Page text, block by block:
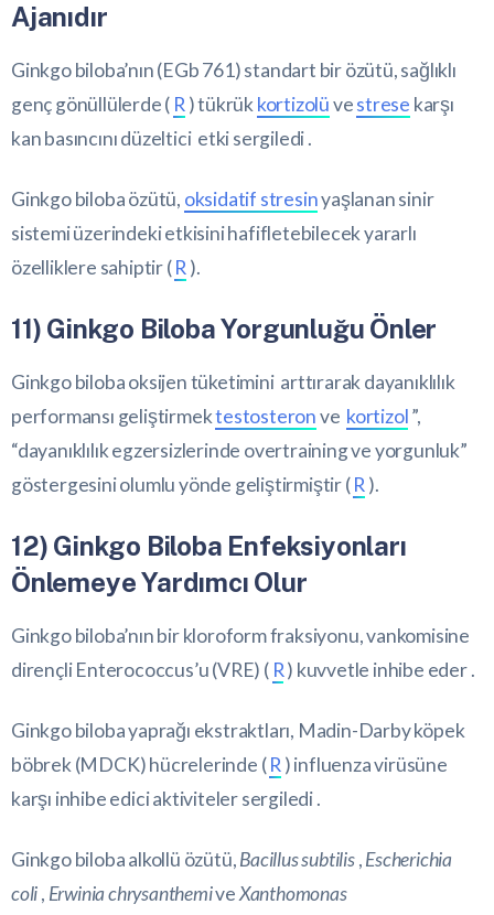
Ajanıdır
Ginkgo biloba’nın (EGb 761) standart bir özütü, sağlıklı
genç gönüllülerde ( R ) tükrük kortizolüvestrese karşı
kan basıncını düzeltici etki sergiledi .
Ginkgo biloba özütü, oksidatif stresinyaşlanan sinir
sistemi üzerindeki etkisini hafifletebilecek yararlı
özelliklere sahiptir (R ).
11) Ginkgo Biloba Yorgunluğu Önler
Ginkgo biloba oksijen tüketimini arttırarak dayanıklılık
performansı geliştirmektestosteronve kortizol”,
“dayanıklılık egzersizlerinde overtraining ve yorgunluk”
göstergesini olumlu yönde geliştirmiştir (R ).
12) Ginkgo Biloba Enfeksiyonları
Önlemeye Yardımcı Olur
Ginkgo biloba’nın bir kloroform fraksiyonu, vankomisine
dirençli Enterococcus’u (VRE) ( R) kuvvetle inhibe eder .
Ginkgo biloba yaprağı ekstraktları, Madin-Darby köpek
böbrek (MDCK) hücrelerinde (R ) influenza virüsüne
karşı inhibe edici aktiviteler sergiledi .
Ginkgo biloba alkollü özütü,Bacillus subtilis,Escherichia
coli, Erwinia chrysanthemiveXanthomonas